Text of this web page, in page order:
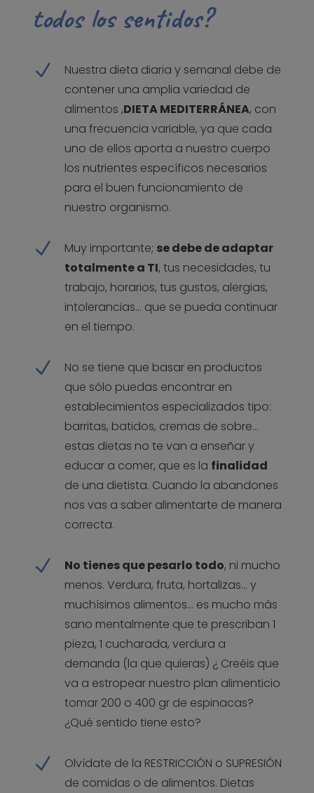
todos los sentidos?
N
Nuestra dieta diaria y semanal debe de
contener una amplia variedad de
alimentos ,DIETA MEDITERRÁNEA, con
una frecuencia variable, ya que cada
uno de ellos aporta a nuestro cuerpo
los nutrientes específicos necesarios
para el buen funcionamiento de
nuestro organismo.
N Muy importante; se debe de adaptar
totalmente a TI, tus necesidades, tu
trabajo, horarios, tus gustos, alergias,
intolerancias… que se pueda continuar
en el tiempo.
N
No se tiene que basar en productos
que sólo puedas encontrar en
establecimientos especializados tipo:
barritas, batidos, cremas de sobre…
estas dietas no te van a enseñar y
educar a comer, que es la finalidad
de una dietista. Cuando la abandones
nos vas a saber alimentarte de manera
correcta.
N No tienes que pesarlo todo, ni mucho
menos. Verdura, fruta, hortalizas… y
muchísimos alimentos… es mucho más
sano mentalmente que te prescriban 1
pieza, 1 cucharada, verdura a
demanda (la que quieras) ¿ Creéis que
va a estropear nuestro plan alimenticio
tomar 200 o 400 gr de espinacas?
¿Qué sentido tiene esto?
N
Olvídate de la RESTRICCIÓN o SUPRESIÓN
de comidas o de alimentos. Dietas